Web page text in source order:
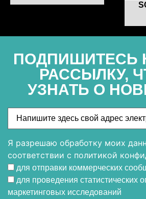
ПОДПИШИТЕСЬ
РАССЫЛКУ,
УЗНАТЬ О
Я разрешаю обработку моих
соответствии с политикой
для отправки коммерческих
для проведения статистических
маркетинговых исследований